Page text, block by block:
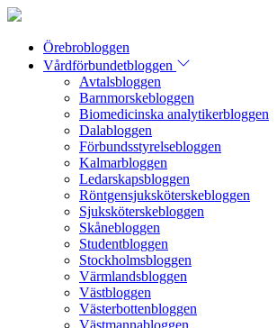
Örebrobloggen
Vårdförbundetbloggen
Avtalsbloggen
Barnmorskebloggen
Biomedicinska analytikerbloggen
Dalabloggen
Förbundsstyrelsebloggen
Kalmarbloggen
Ledarskapsbloggen
Röntgensjuksköterskebloggen
Sjuksköterskebloggen
Skånebloggen
Studentbloggen
Stockholmsbloggen
Värmlandsbloggen
Västbloggen
Västerbottenbloggen
Västmannabloggen